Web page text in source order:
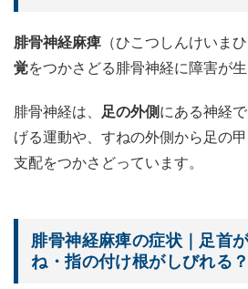
腓骨神経麻痺 （ひこつしんけいま
覚をつかさどる腓骨神経に障害が生
腓骨神経は、 足の外側 にある神経
げる運動や、すねの外側から足の
支配をつかさどっています。
腓骨神経麻痺の症状｜足首
ね・指の付け根がしびれる？